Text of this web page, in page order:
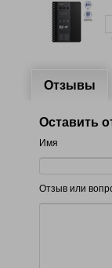
Отзывы
Оставить
Имя
Отзыв или